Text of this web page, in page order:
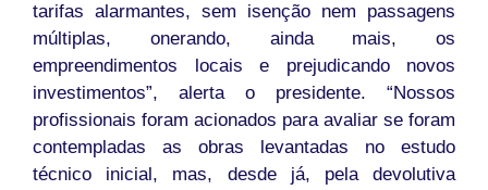
tarifas alarmantes, sem isenção nem passagens
múltiplas, onerando, ainda mais, os
empreendimentos locais e prejudicando novos
investimentos”, alerta o presidente. “Nossos
profissionais foram acionados para avaliar se foram
contempladas as obras levantadas no estudo
técnico inicial, mas, desde já, pela devolutiva